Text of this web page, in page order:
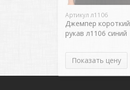
Артикул л1106
Джемпер короткий
рукав л1106 синий
Показать цену